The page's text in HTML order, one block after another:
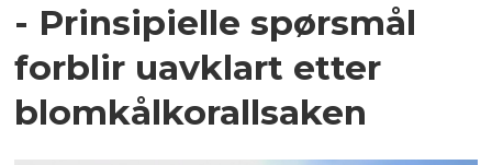
- Prinsipielle spørsmål
forblir uavklart etter
blomkålkorallsaken